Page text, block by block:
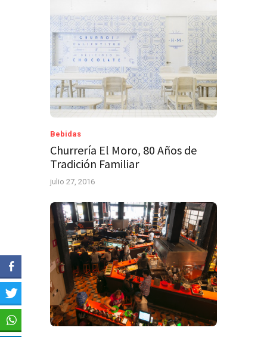
Bebidas
Churrería El Moro, 80 Años de
Tradición Familiar
julio 27, 2016